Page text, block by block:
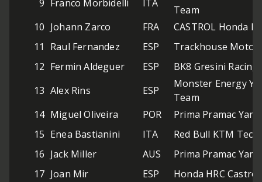
9 Franco Morbidelli ITA
Team
10 Johann Zarco FRA
CASTROL Honda
11
Raul Fernandez ESP
Trackhouse
12 Fermin Aldeguer ESP
BK8 Gresini
13 Alex Rins ESP
Monster Energy
Team
14 Miguel Oliveira POR
Prima Pramac
15 Enea Bastianini ITA
Red Bull KTM
16 Jack Miller AUS
Prima Pramac
17 Joan Mir ESP
Honda HRC Castrol